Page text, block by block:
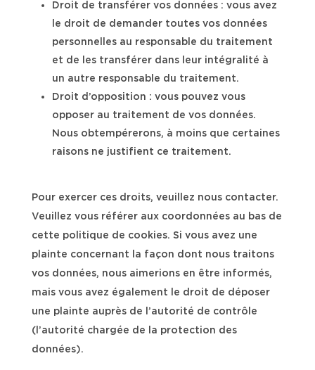
Droit de transférer vos données : vous avez
le droit de demander toutes vos données
personnelles au responsable du traitement
et de les transférer dans leur intégralité à
un autre responsable du traitement.
Droit d’opposition : vous pouvez vous
opposer au traitement de vos données.
Nous obtempérerons, à moins que certaines
raisons ne justifient ce traitement.
Pour exercer ces droits, veuillez nous contacter.
Veuillez vous référer aux coordonnées au bas de
cette politique de cookies. Si vous avez une
plainte concernant la façon dont nous traitons
vos données, nous aimerions en être informés,
mais vous avez également le droit de déposer
une plainte auprès de l’autorité de contrôle
(l’autorité chargée de la protection des
données).